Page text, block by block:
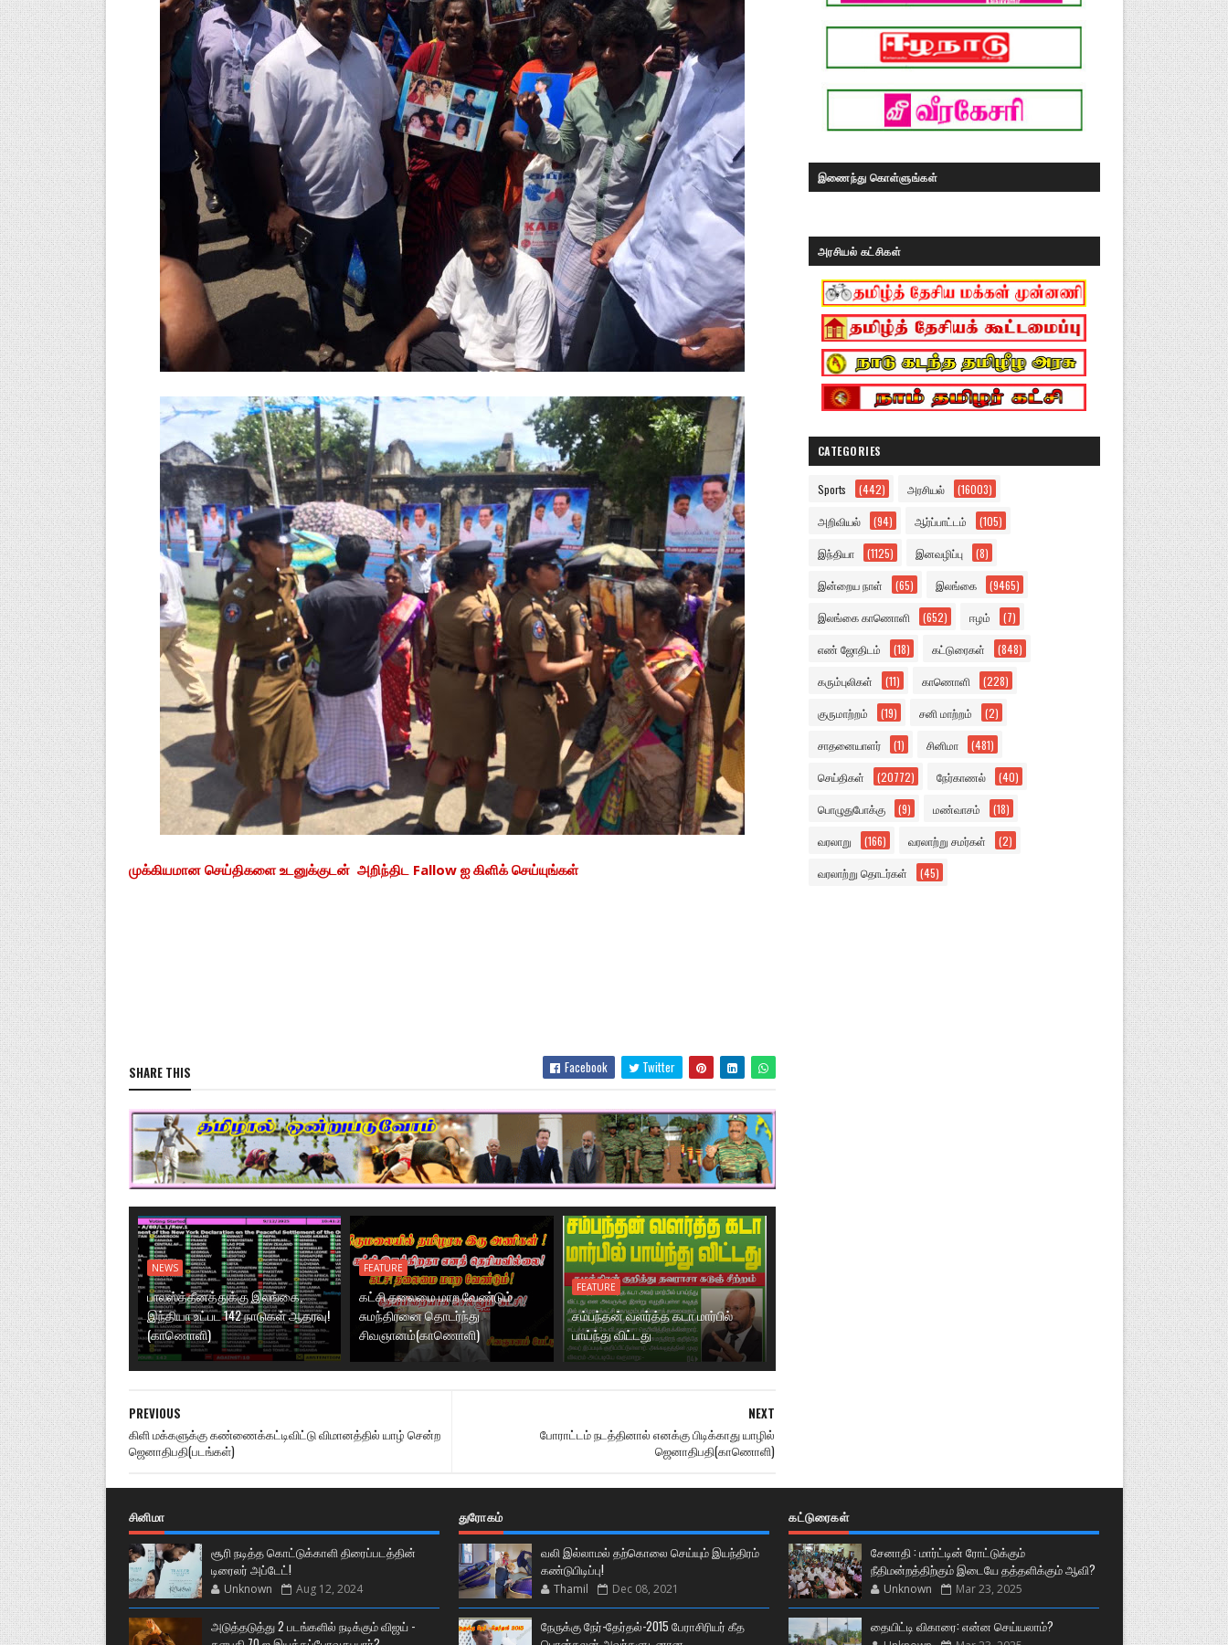
முக்கியமான செய்திகளை உடனுக்குடன் அறிந்திட Fallow ஐ கிளிக் செய்யுங்கள்
SHARE THIS Facebook Twitter
NEWS
பாலஸ்த்தீனத்துக்கு இலங்கை,
இந்தியா உட்பட 142 நாடுகள் ஆதரவு!
(காணொளி)
FEATURE
கட்சி தலைமை மாற வேண்டும்
சுமந்திரனை தொடர்ந்து
சிவஞானம்(காணொளி)
FEATURE
சம்பந்தன் வளர்த்த கடா மார்பில்
பாய்ந்து விட்டது
NEXT
போராட்டம் நடத்தினால் எனக்கு பிடிக்காது யாழில்
ஜெனாதிபதி(காணொளி)
PREVIOUS
கிளி மக்களுக்கு கண்ணைக்கட்டிவிட்டு விமானத்தில் யாழ் சென்ற
ஜெனாதிபதி(படங்கள்)
இணைந்து கொள்ளுங்கள்
அரசியல் கட்சிகள்
CATEGORIES
Sports (442) அரசியல் (16003)
அறிவியல் (94) ஆர்ப்பாட்டம் (105)
இந்தியா (1125) இனவழிப்பு (8)
இன்றைய நாள் (65) இலங்கை (9465)
இலங்கை காணொளி (652) ஈழம் (7)
எண் ஜோதிடம் (18) கட்டுரைகள் (848)
கரும்புலிகள் (11) காணொளி (228)
குருமாற்றம் (19) சனி மாற்றம் (2)
சாதனையாளர் (1) சினிமா (481)
செய்திகள் (20772) நேர்காணல் (40)
பொழுதுபோக்கு (9) மண்வாசம் (18)
வரலாறு (166) வரலாற்று சமர்கள் (2)
வரலாற்று தொடர்கள் (45)
சினிமா
சூரி நடித்த கொட்டுக்காளி திரைப்படத்தின்
டிரைலர் அப்டேட்!
Unknown Aug 12, 2024
அடுத்தடுத்து 2 படங்களில் நடிக்கும் விஜய் -
துரோகம்
வலி இல்லாமல் தற்கொலை செய்யும் இயந்திரம்
கண்டுபிடிப்பு!
Thamil Dec 08, 2021
நேருக்கு நேர்-தேர்தல்-2015 பேராசிரியர் கீத
கட்டுரைகள்
சேனாதி : மார்ட்டின் ரோட்டுக்கும்
நீதிமன்றத்திற்கும் இடையே தத்தளிக்கும் ஆவி?
Unknown Mar 23, 2025
தையிட்டி விகாரை: என்ன செய்யலாம்?